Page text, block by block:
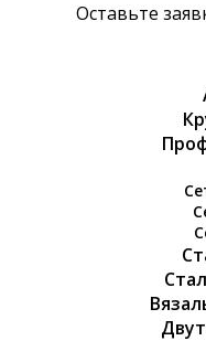
Оставьте